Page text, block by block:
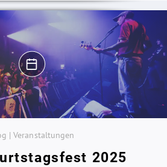
| Veranstaltungen
2025